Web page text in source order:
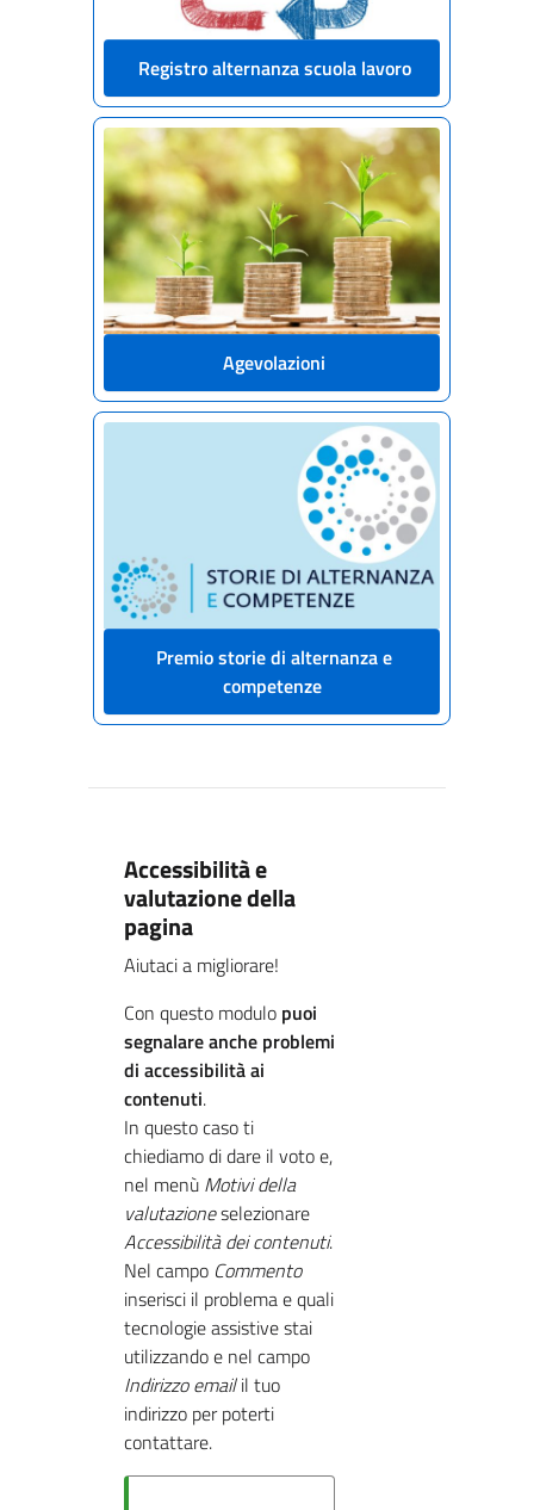
Registro alternanza scuola lavoro
Agevolazioni
Premio storie di alternanza e
competenze
Accessibilità e
valutazione della
pagina
Aiutaci a migliorare!
Con questo modulo puoi
segnalare anche problemi
di accessibilità ai
contenuti.
In questo caso ti
chiediamo di dare il voto e,
nel menù Motivi della
valutazioneselezionare
Accessibilità dei contenuti.
Nel campo Commento
inserisci il problema e quali
tecnologie assistive stai
utilizzando e nel campo
Indirizzo emailil tuo
indirizzo per poterti
contattare.